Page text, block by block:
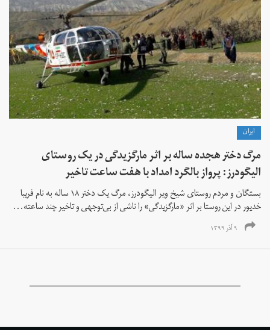
ايران
مرگ دختر هجده ساله بر اثر مارگزیدگی در یک روستای
الیگودرز: پرواز بالگرد امداد با هفت ساعت تاخیر
بستگان و مردم روستای شیخ ویر الیگودرز، مرگ یک دختر ۱۸ ساله به نام فریبا
خدیور در این روستا بر اثر «مارگزیدگی» را ناشی از بی‌توجهی و تاخیر چند ساعته...
۹ آذر ۱۳۹۹